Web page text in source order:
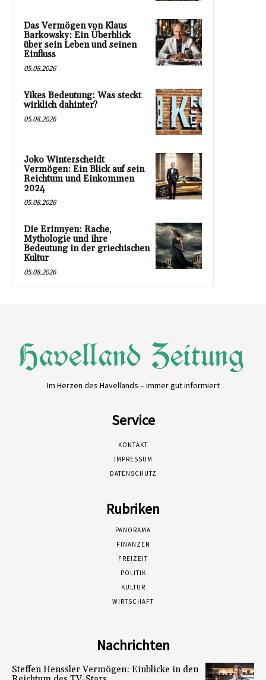
Das Vermögen von Klaus
Barkowsky: Ein Überblick
über sein Leben und seinen
Einfluss
05.08.2026
Yikes Bedeutung: Was steckt
wirklich dahinter?
05.08.2026
Joko Winterscheidt
Vermögen: Ein Blick auf sein
Reichtum und Einkommen
2024
05.08.2026
Die Erinnyen: Rache,
Mythologie und ihre
Bedeutung in der griechischen
Kultur
05.08.2026
Im Herzen des Havellands – immer gut informiert
Service
KONTAKT
IMPRESSUM
DATENSCHUTZ
Rubriken
PANORAMA
FINANZEN
FREIZEIT
POLITIK
KULTUR
WIRTSCHAFT
Nachrichten
Steffen Henssler Vermögen: Einblicke in den